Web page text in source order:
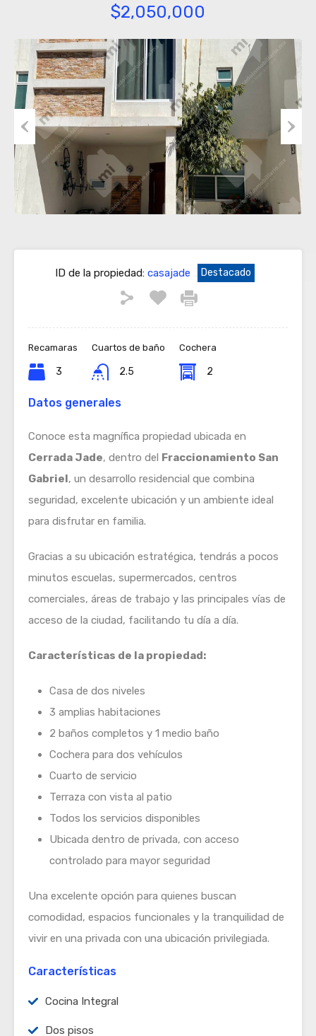
$2,050,000
Previous Next
ID de la propiedad:casajade Destacado
Recamaras
3
Cuartos de baño
2.5
Cochera
2
Datos generales
Conoce esta magnífica propiedad ubicada en
Cerrada Jade, dentro del
Fraccionamiento San
Gabriel , un desarrollo residencial que combina
seguridad, excelente ubicación y un ambiente ideal
para disfrutar en familia.
Gracias a su ubicación estratégica, tendrás a pocos
minutos escuelas, supermercados, centros
comerciales, áreas de trabajo y las principales vías de
acceso de la ciudad, facilitando tu día a día.
Características de la propiedad:
Casa de dos niveles
3 amplias habitaciones
2 baños completos y 1 medio baño
Cochera para dos vehículos
Cuarto de servicio
Terraza con vista al patio
Todos los servicios disponibles
Ubicada dentro de privada, con acceso
controlado para mayor seguridad
Una excelente opción para quienes buscan
comodidad, espacios funcionales y la tranquilidad de
vivir en una privada con una ubicación privilegiada.
Características
Cocina Integral
Dos pisos